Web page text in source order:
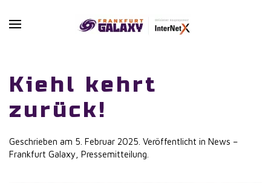
Skip to main content
Kiehl kehrt
zurück!
Geschrieben am 5. Februar 2025 . Veröffentlicht in News –
Frankfurt Galaxy Pressemitteilung